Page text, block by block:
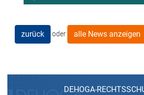
zurück oder alle News anzeigen
DEHOGA-